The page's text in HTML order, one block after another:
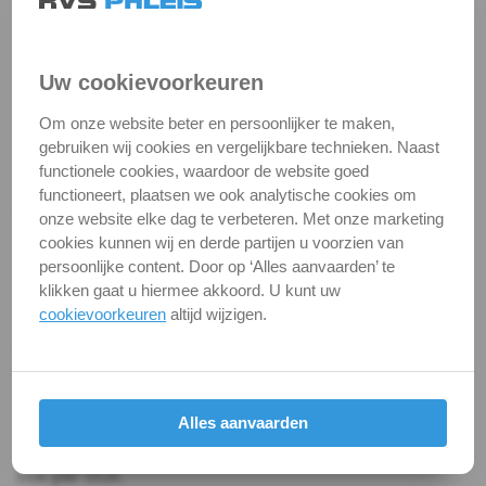
9335
DIN
914
DIN
916
Kruisgleuf
M8. Ook hierin zijn diverse lengtes verkrijgbaar.
de gegevens vermeld zoals kophoogte, sterkteklasse
bout te vinden, die zowel in volle verpakking als per
stuk verkrijgbaar is.
DIN
DIN 912 is de aanduiding volgens de Duitse norm. In
het internationale ISO-stelsel heeft deze DIN 912
schroef de aanduiding ISO 4762.
De webshop van RVS Paleis biedt een zeer breed en
diep assortiment van verbindings- en
bevestigingsmiddelen, uiteraard allemaal in RVS A2 of
A4. U kunt deze veelal in verpakking bestellen, maar
ook per stuk.
Uw cookievoorkeuren
Om onze website beter en persoonlijker te maken,
gebruiken wij cookies en vergelijkbare technieken. Naast
functionele cookies, waardoor de website goed
functioneert, plaatsen we ook analytische cookies om
onze website elke dag te verbeteren. Met onze marketing
cookies kunnen wij en derde partijen u voorzien van
persoonlijke content. Door op ‘Alles aanvaarden’ te
klikken gaat u hiermee akkoord. U kunt uw
cookievoorkeuren altijd wijzigen.
Alles aanvaarden